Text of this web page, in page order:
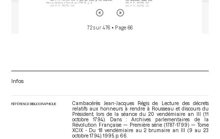
72 sur 476 • Page 66
Infos
RÉFÉRENCE BIBLIOGRAPHIQUE
Cambacérès Jean-Jacques Régis de. Lecture des décrets
relatifs aux honneurs à rendre à Rousseau et discours du
Président, lors de la séance du 20 vendémiaire an III (11
octobre 1794). Dans : Archives parlementaires de la
Révolution Française — Première série (1787-1799) — Tome
XCIX - Du 18 vendémiaire au 2 brumaire an III (9 au 23
octobre 1794) . 1995. p. 66.